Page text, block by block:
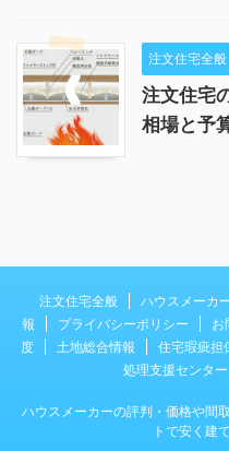
注文住宅全般
注文住宅
相場と予
注文住宅全般 ハウスメーカ
報
プライバシーポリシー お
度
土地総合情報 住宅瑕疵担
処理支援センター
ハウスメーカーの評判・価格や間
トで安く建